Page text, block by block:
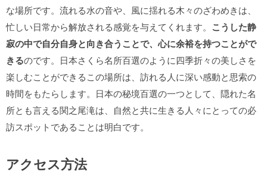
な場所です。流れる水の音や、風に揺れる木々のざわめきは、
忙しい日常から解放される感覚を与えてくれます。 こうした静
寂の中で自分自身と向き合うことで、心に余裕を持つことがで
きるのです。日本さくら名所百選のように四季折々の美しさを
楽しむことができるこの場所は、訪れる人に深い感動と思索の
時間をもたらします。日本の秘境百選の一つとして、隠れた名
所とも言える関之尾滝は、自然と共に生きる人々にとっての必
訪スポットであることは明白です。
アクセス方法